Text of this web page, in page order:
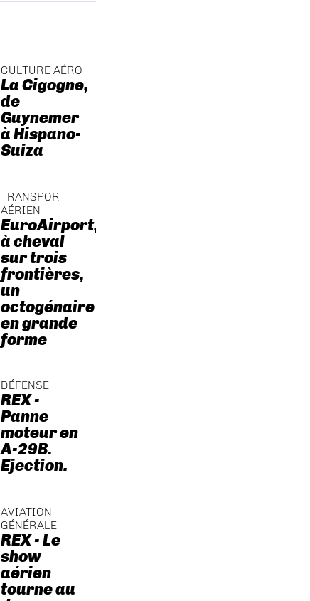
CULTURE AÉRO
La Cigogne,
de
Guynemer
à Hispano-
Suiza
TRANSPORT
AÉRIEN
EuroAirport,
à cheval
sur trois
frontières,
un
octogénaire
en grande
forme
DÉFENSE
REX -
Panne
moteur en
A-29B.
Ejection.
AVIATION
GÉNÉRALE
REX - Le
show
aérien
tourne au